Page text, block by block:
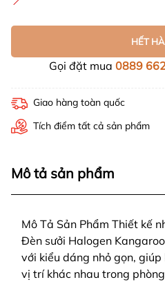
HẾT
Gọi đặt mua 0889
Giao hàng toàn quốc
Tích điểm tất cả sản phẩm
Mô tả sản phẩm
Mô Tả Sản Phẩm Thiết kế
Đèn sưởi Halogen
với kiểu dáng nhỏ gọn,
vị trí khác nhau trong